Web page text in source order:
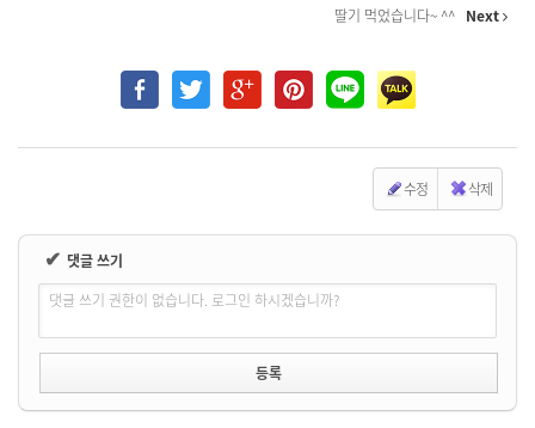
딸기 먹었습니다~ ^^ Next
수정 삭제
✔ 댓글 쓰기
댓글 쓰기 권한이 없습니다. 로그인 하시겠습니까?